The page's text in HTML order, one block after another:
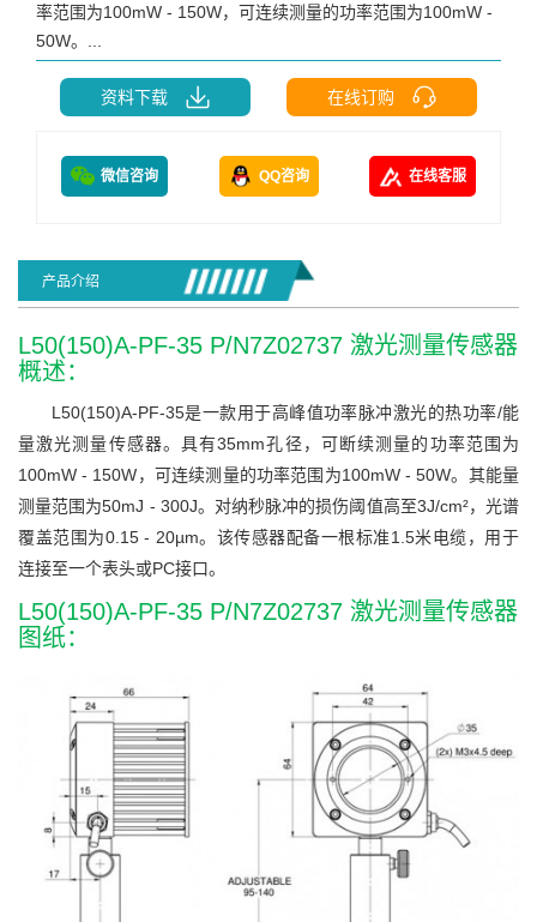
率范围为100mW - 150W，可连续测量的功率范围为100mW -
50W。...
资料下载 在线订购
微信咨询 QQ咨询 在线客服
产品介绍
L50(150)A-PF-35 P/N7Z02737 激光测量传感器
概述：
L50(150)A-PF-35是一款用于高峰值功率脉冲激光的热功率/能
量激光测量传感器。具有35mm孔径，可断续测量的功率范围为
100mW - 150W，可连续测量的功率范围为100mW - 50W。其能量
测量范围为50mJ - 300J。对纳秒脉冲的损伤阈值高至3J/cm²，光谱
覆盖范围为0.15 - 20µm。该传感器配备一根标准1.5米电缆，用于
连接至一个表头或PC接口。
L50(150)A-PF-35 P/N7Z02737 激光测量传感器
图纸：